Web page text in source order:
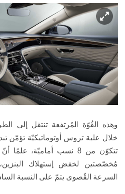
وهذه القُوّة المُرتفعة تنتقل إلى
خلال علبة تروس أوتوماتيكيّة تؤمّن
تتكوّن من 8 نسب أماميّة،
مُخصّصتين لخفض إستهلاك
السرعة القُصوى يتمّ على النسبة